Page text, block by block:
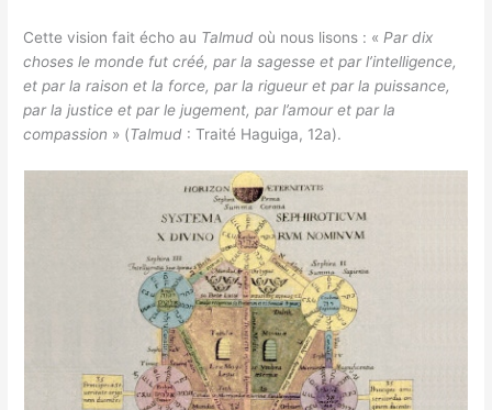
Cette vision fait écho au Talmud où nous lisons : «Par dix
choses le monde fut créé, par la sagesse et par l’intelligence,
et par la raison et la force, par la rigueur et par la puissance,
par la justice et par le jugement, par l’amour et par la
compassion » (Talmud : Traité Haguiga, 12a).